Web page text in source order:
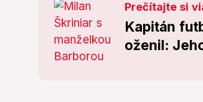
Prečítajte si
Kapitán
oženil: